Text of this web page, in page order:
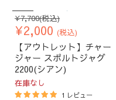
元
の
価
格
¥7,700(税込)
現
在
の
価
格
¥2,000 (税込)
【アウトレット】チャー
ジャー スポルトジャグ
2200(シアン)
在庫なし
1 レビュー